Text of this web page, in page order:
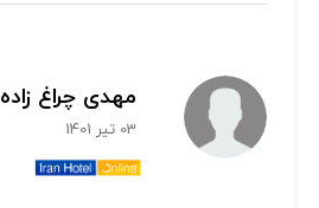
مهدی چراغ زاده
03 تیر 1401